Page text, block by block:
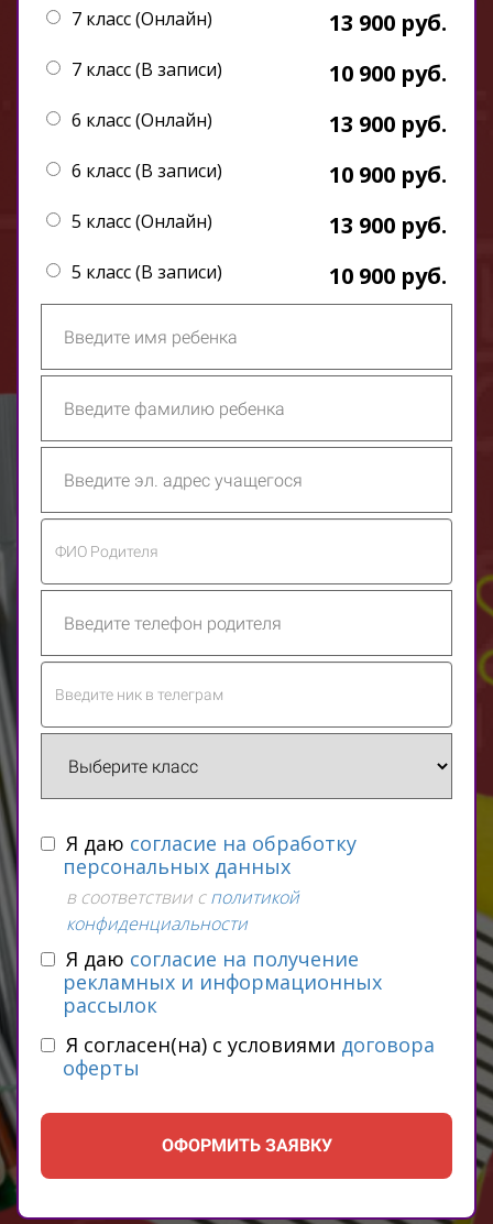
7 класс (Онлайн) 13 900 руб.
7 класс (В записи) 10 900 руб.
6 класс (Онлайн) 13 900 руб.
6 класс (В записи) 10 900 руб.
5 класс (Онлайн) 13 900 руб.
5 класс (В записи) 10 900 руб.
Я даю согласие на обработку
персональных данных
в соответствии сполитикой
конфиденциальности
Я даю согласие на получение
рекламных и информационных
рассылок
Я согласен(на) с условиями договора
оферты
ОФОРМИТЬ ЗАЯВКУ